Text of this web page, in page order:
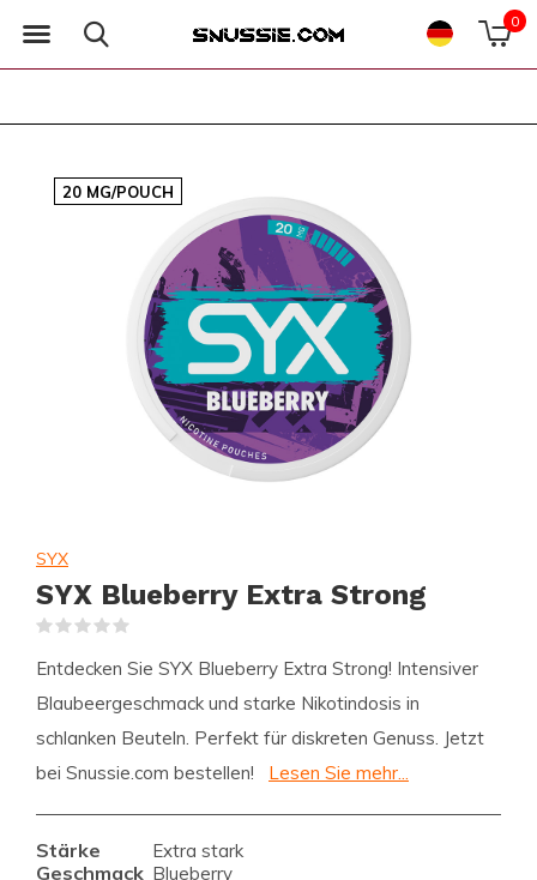
0
20 MG/POUCH
SYX
SYX Blueberry Extra Strong
Entdecken Sie SYX Blueberry Extra Strong! Intensiver
Blaubeergeschmack und starke Nikotindosis in
schlanken Beuteln. Perfekt für diskreten Genuss. Jetzt
bei Snussie.com bestellen!
Lesen Sie mehr...
Stärke Extra stark
Geschmack Blueberry